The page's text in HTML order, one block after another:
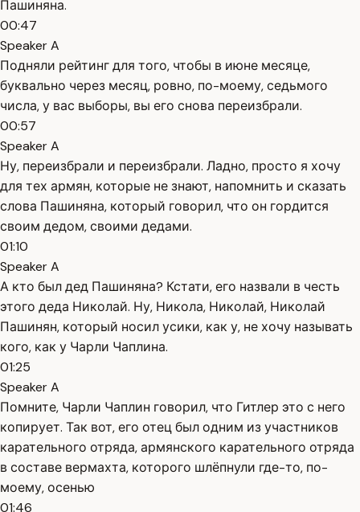
Пашиняна.
00:47
Speaker A
Подняли рейтинг для того, чтобы в июне месяце,
буквально через месяц, ровно, по-моему, седьмого
числа, у вас выборы, вы его снова переизбрали.
00:57
Speaker A
Ну, переизбрали и переизбрали. Ладно, просто я хочу
для тех армян, которые не знают, напомнить и сказать
слова Пашиняна, который говорил, что он гордится
своим дедом, своими дедами.
01:10
Speaker A
А кто был дед Пашиняна? Кстати, его назвали в честь
этого деда Николай. Ну, Никола, Николай, Николай
Пашинян, который носил усики, как у, не хочу называть
кого, как у Чарли Чаплина.
01:25
Speaker A
Помните, Чарли Чаплин говорил, что Гитлер это с него
копирует. Так вот, его отец был одним из участников
карательного отряда, армянского карательного отряда
в составе вермахта, которого шлёпнули где-то, по-
моему, осенью
01:46